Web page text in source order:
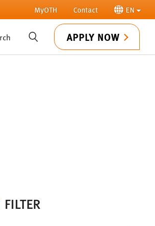
MyOTH Contact EN
SUCHE APPLY NOW
FILTER